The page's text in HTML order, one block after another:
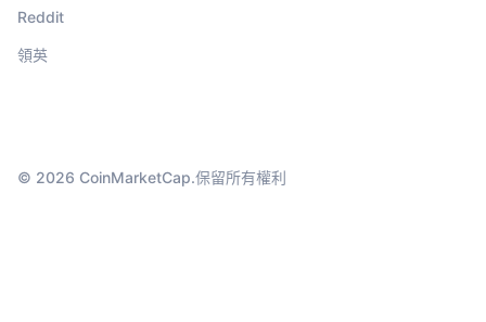
Reddit
領英
© 2026 CoinMarketCap.保留所有權利